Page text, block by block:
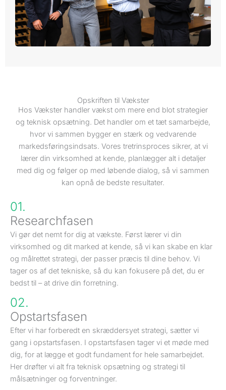
Opskriften til Vækster
Hos Vækster handler vækst om mere end blot strategier
og teknisk opsætning. Det handler om et tæt samarbejde,
hvor vi sammen bygger en stærk og vedvarende
markedsføringsindsats. Vores tretrinsproces sikrer, at vi
lærer din virksomhed at kende, planlægger alt i detaljer
med dig og følger op med løbende dialog, så vi sammen
kan opnå de bedste resultater.
01.
Researchfasen
Vi gør det nemt for dig at vækste. Først lærer vi din
virksomhed og dit marked at kende, så vi kan skabe en klar
og målrettet strategi, der passer præcis til dine behov. Vi
tager os af det tekniske, så du kan fokusere på det, du er
bedst til – at drive din forretning.
02.
Opstartsfasen
Efter vi har forberedt en skræddersyet strategi, sætter vi
gang i opstartsfasen. I opstartsfasen tager vi et møde med
dig, for at lægge et godt fundament for hele samarbejdet.
Her drøfter vi alt fra teknisk opsætning og strategi til
målsætninger og forventninger.